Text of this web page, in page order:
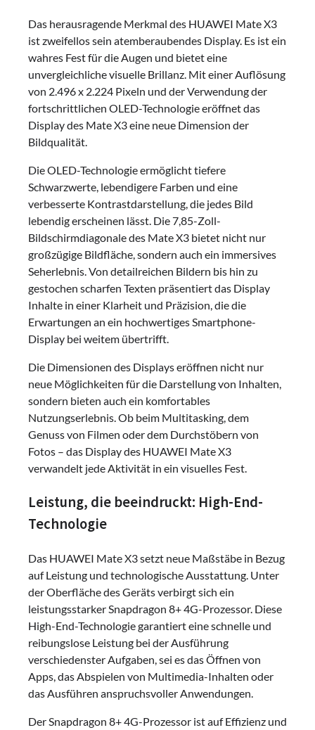
Das herausragende Merkmal des HUAWEI Mate X3
ist zweifellos sein atemberaubendes Display. Es ist ein
wahres Fest für die Augen und bietet eine
unvergleichliche visuelle Brillanz. Mit einer Auflösung
von 2.496 x 2.224 Pixeln und der Verwendung der
fortschrittlichen OLED-Technologie eröffnet das
Display des Mate X3 eine neue Dimension der
Bildqualität.
Die OLED-Technologie ermöglicht tiefere
Schwarzwerte, lebendigere Farben und eine
verbesserte Kontrastdarstellung, die jedes Bild
lebendig erscheinen lässt. Die 7,85-Zoll-
Bildschirmdiagonale des Mate X3 bietet nicht nur
großzügige Bildfläche, sondern auch ein immersives
Seherlebnis. Von detailreichen Bildern bis hin zu
gestochen scharfen Texten präsentiert das Display
Inhalte in einer Klarheit und Präzision, die die
Erwartungen an ein hochwertiges Smartphone-
Display bei weitem übertrifft.
Die Dimensionen des Displays eröffnen nicht nur
neue Möglichkeiten für die Darstellung von Inhalten,
sondern bieten auch ein komfortables
Nutzungserlebnis. Ob beim Multitasking, dem
Genuss von Filmen oder dem Durchstöbern von
Fotos – das Display des HUAWEI Mate X3
verwandelt jede Aktivität in ein visuelles Fest.
Leistung, die beeindruckt: High-End-
Technologie
Das HUAWEI Mate X3 setzt neue Maßstäbe in Bezug
auf Leistung und technologische Ausstattung. Unter
der Oberfläche des Geräts verbirgt sich ein
leistungsstarker Snapdragon 8+ 4G-Prozessor. Diese
High-End-Technologie garantiert eine schnelle und
reibungslose Leistung bei der Ausführung
verschiedenster Aufgaben, sei es das Öffnen von
Apps, das Abspielen von Multimedia-Inhalten oder
das Ausführen anspruchsvoller Anwendungen.
Der Snapdragon 8+ 4G-Prozessor ist auf Effizienz und